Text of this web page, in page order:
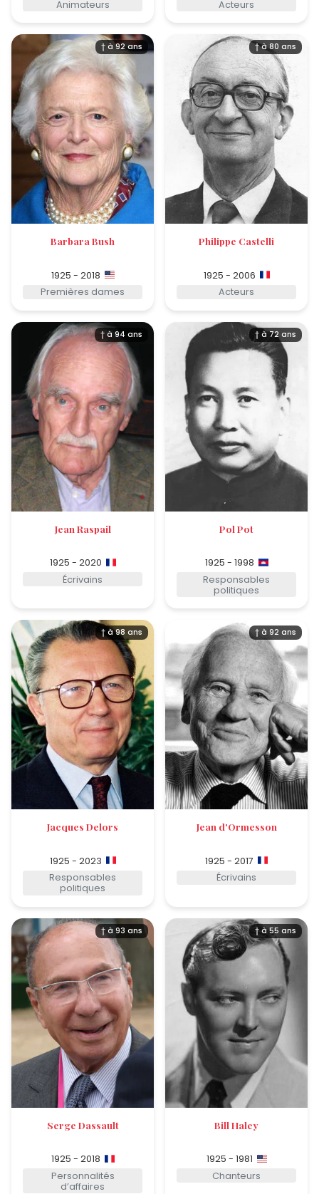
Animateurs Acteurs
† à 92 ans
Barbara Bush
1925 - 2018
Premières dames
† à 80 ans
Philippe Castelli
1925 - 2006
Acteurs
† à 94 ans
Jean Raspail
1925 - 2020
Écrivains
† à 72 ans
Pol Pot
1925 - 1998
Responsables
politiques
† à 98 ans
Jacques Delors
1925 - 2023
Responsables
politiques
† à 92 ans
Jean d'Ormesson
1925 - 2017
Écrivains
† à 93 ans
Serge Dassault
1925 - 2018
Personnalités
d’affaires
† à 55 ans
Bill Haley
1925 - 1981
Chanteurs